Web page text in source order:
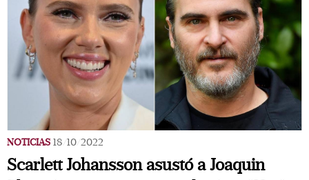
NOTICIAS 18/10/2022
Scarlett Johansson asustó a Joaquin